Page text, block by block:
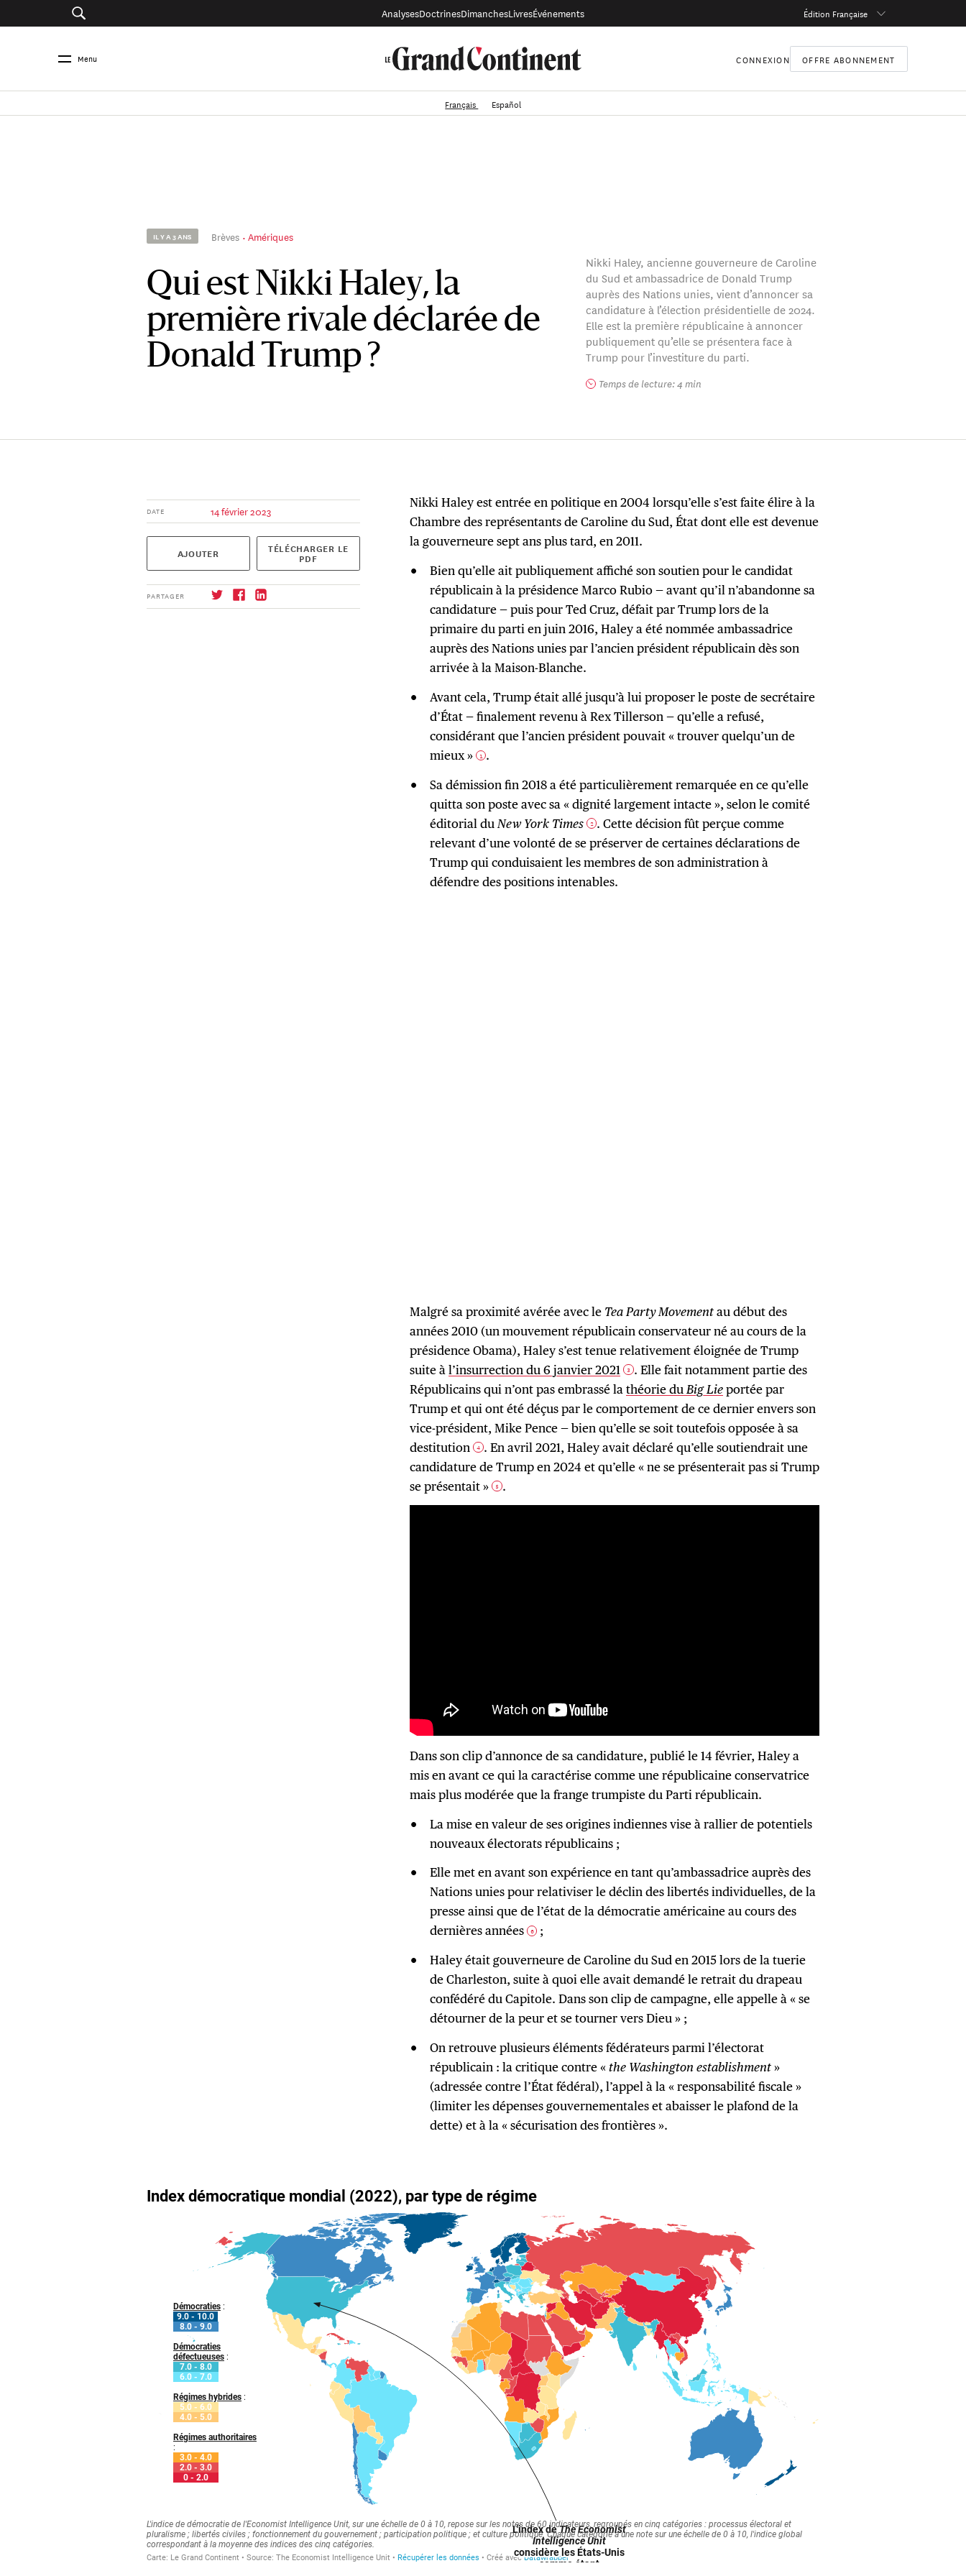
AnalysesDoctrinesDimanchesLivresÉvénements Édition Française
Menu CONNEXION OFFRE ABONNEMENT
Français Español
IL Y A 3 ANS Brèves Amériques
Qui est Nikki Haley, la
première rivale déclarée de
Donald Trump ?
Nikki Haley, ancienne gouverneure de Caroline
du Sud et ambassadrice de Donald Trump
auprès des Nations unies, vient d’annoncer sa
candidature à l’élection présidentielle de 2024.
Elle est la première républicaine à annoncer
publiquement qu’elle se présentera face à
Trump pour l’investiture du parti.
Temps de lecture: 4 min
DATE 14 février 2023
AJOUTER TÉLÉCHARGER LE
PDF
PARTAGER
Nikki Haley est entrée en politique en 2004 lorsqu’elle s’est faite élire à la
Chambre des représentants de Caroline du Sud, État dont elle est devenue
la gouverneure sept ans plus tard, en 2011.
Bien qu’elle ait publiquement affiché son soutien pour le candidat
républicain à la présidence Marco Rubio — avant qu’il n’abandonne sa
candidature — puis pour Ted Cruz, défait par Trump lors de la
primaire du parti en juin 2016, Haley a été nommée ambassadrice
auprès des Nations unies par l’ancien président républicain dès son
arrivée à la Maison-Blanche.
Avant cela, Trump était allé jusqu’à lui proposer le poste de secrétaire
d’État — finalement revenu à Rex Tillerson — qu’elle a refusé,
considérant que l’ancien président pouvait « trouver quelqu’un de
mieux » 1 .
Sa démission fin 2018 a été particulièrement remarquée en ce qu’elle
quitta son poste avec sa « dignité largement intacte », selon le comité
éditorial du New York Times 2 . Cette décision fût perçue comme
relevant d’une volonté de se préserver de certaines déclarations de
Trump qui conduisaient les membres de son administration à
défendre des positions intenables.
Malgré sa proximité avérée avec le Tea Party Movementau début des
années 2010 (un mouvement républicain conservateur né au cours de la
présidence Obama), Haley s’est tenue relativement éloignée de Trump
suite àl’insurrection du 6 janvier 2021 3 . Elle fait notamment partie des
Républicains qui n’ont pas embrassé lathéorie du Big Lieportée par
Trump et qui ont été déçus par le comportement de ce dernier envers son
vice-président, Mike Pence — bien qu’elle se soit toutefois opposée à sa
destitution 4 . En avril 2021, Haley avait déclaré qu’elle soutiendrait une
candidature de Trump en 2024 et qu’elle « ne se présenterait pas si Trump
se présentait » 5 .
Dans son clip d’annonce de sa candidature, publié le 14 février, Haley a
mis en avant ce qui la caractérise comme une républicaine conservatrice
mais plus modérée que la frange trumpiste du Parti républicain.
La mise en valeur de ses origines indiennes vise à rallier de potentiels
nouveaux électorats républicains ;
Elle met en avant son expérience en tant qu’ambassadrice auprès des
Nations unies pour relativiser le déclin des libertés individuelles, de la
presse ainsi que de l’état de la démocratie américaine au cours des
dernières années 6
;
Haley était gouverneure de Caroline du Sud en 2015 lors de la tuerie
de Charleston, suite à quoi elle avait demandé le retrait du drapeau
confédéré du Capitole. Dans son clip de campagne, elle appelle à « se
détourner de la peur et se tourner vers Dieu » ;
On retrouve plusieurs éléments fédérateurs parmi l’électorat
républicain : la critique contre «the Washington establishment»
(adressée contre l’État fédéral), l’appel à la « responsabilité fiscale »
(limiter les dépenses gouvernementales et abaisser le plafond de la
dette) et à la « sécurisation des frontières ».